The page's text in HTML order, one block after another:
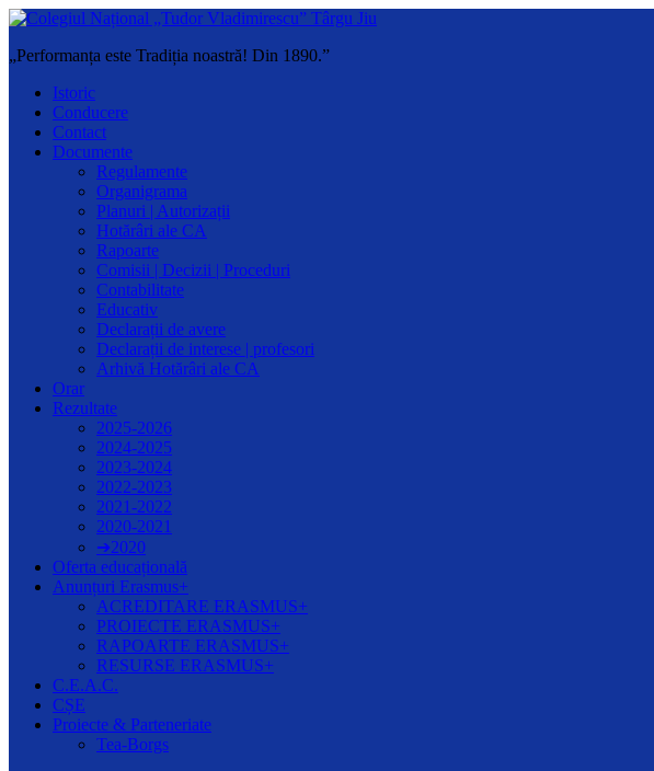
„Performanța este Tradiția noastră! Din 1890.”
Istoric
Conducere
Contact
Documente
Regulamente
Organigrama
Planuri | Autorizații
Hotărâri ale CA
Rapoarte
Comisii | Decizii | Proceduri
Contabilitate
Educativ
Declarații de avere
Declarații de interese | profesori
Arhivă Hotărâri ale CA
Orar
Rezultate
2025-2026
2024-2025
2023-2024
2022-2023
2021-2022
2020-2021
➔2020
Oferta educațională
Anunțuri Erasmus+
ACREDITARE ERASMUS+
PROIECTE ERASMUS+
RAPOARTE ERASMUS+
RESURSE ERASMUS+
C.E.A.C.
CȘE
Proiecte & Parteneriate
Tea-Borgs